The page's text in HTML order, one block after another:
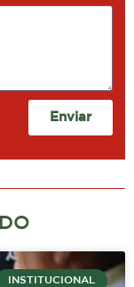
Enviar
INSTITUCIONAL